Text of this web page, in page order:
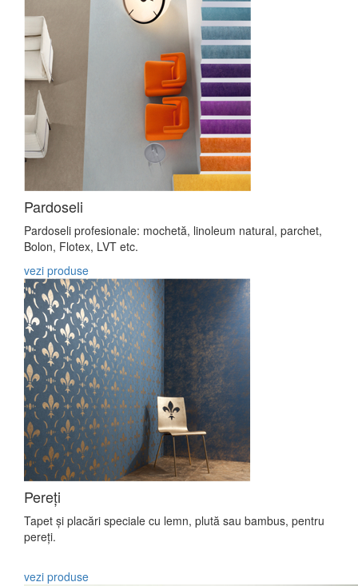
Pardoseli
Pardoseli profesionale: mochetă, linoleum natural, parchet,
Bolon, Flotex, LVT etc.
vezi produse
Pereți
Tapet și placări speciale cu lemn, plută sau bambus, pentru
pereți.
vezi produse